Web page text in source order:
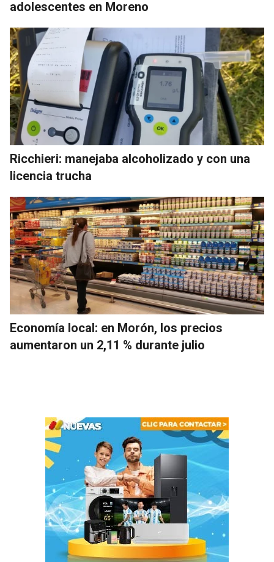
adolescentes en Moreno
Ricchieri: manejaba alcoholizado y con una
licencia trucha
Economía local: en Morón, los precios
aumentaron un 2,11 % durante julio